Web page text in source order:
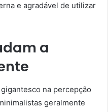
e agradável de utilizar
a
na percepção
geralmente